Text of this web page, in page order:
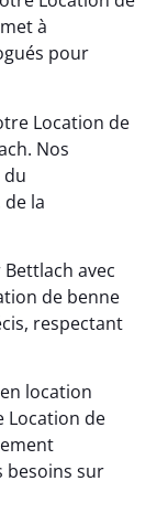
à
pour
Location de
Nos
la
avec
de benne
respectant
location
Location de
besoins sur